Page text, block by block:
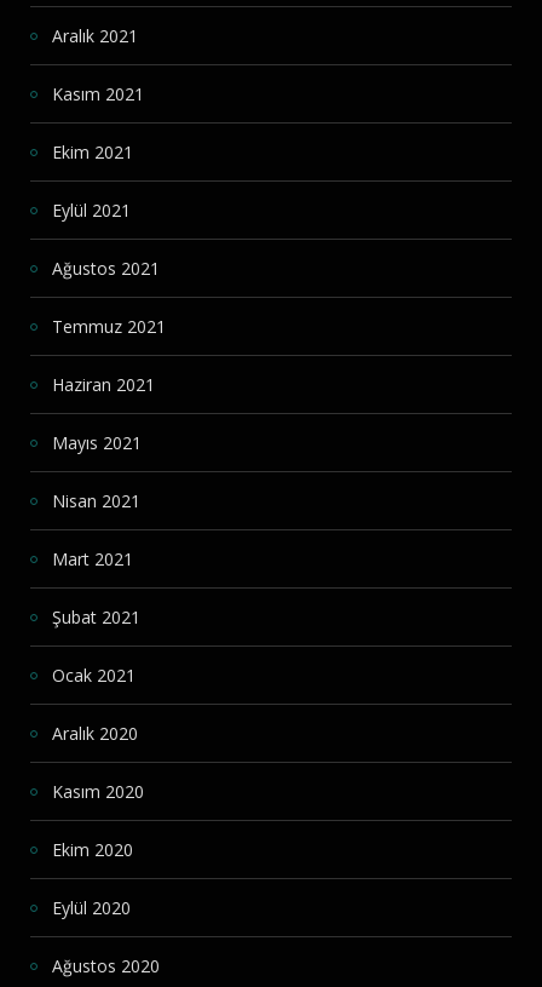
Aralık 2021
Kasım 2021
Ekim 2021
Eylül 2021
Ağustos 2021
Temmuz 2021
Haziran 2021
Mayıs 2021
Nisan 2021
Mart 2021
Şubat 2021
Ocak 2021
Aralık 2020
Kasım 2020
Ekim 2020
Eylül 2020
Ağustos 2020